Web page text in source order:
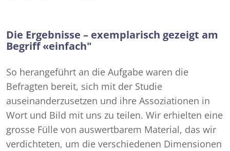
Die Ergebnisse – exemplarisch gezeigt am
Begriff «einfach"
So herangeführt an die Aufgabe waren die
Befragten bereit, sich mit der Studie
auseinanderzusetzen und ihre Assoziationen in
Wort und Bild mit uns zu teilen. Wir erhielten eine
grosse Fülle von auswertbarem Material, das wir
verdichteten, um die verschiedenen Dimensionen